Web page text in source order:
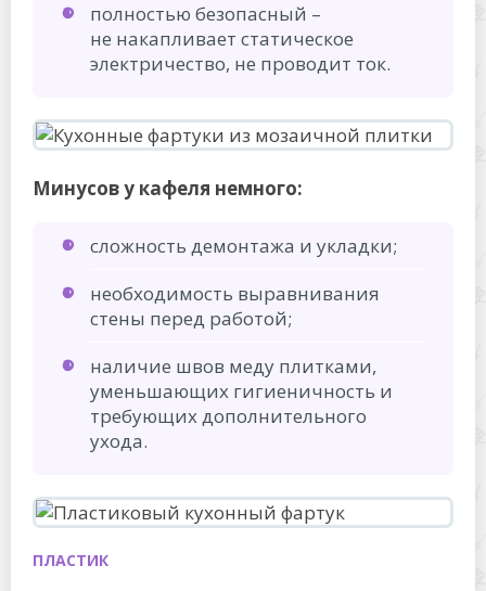
полностью безопасный –
не накапливает статическое
электричество, не проводит ток.
Минусов у кафеля немного:
сложность демонтажа и укладки;
необходимость выравнивания
стены перед работой;
наличие швов меду плитками,
уменьшающих гигиеничность и
требующих дополнительного
ухода.
ПЛАСТИК